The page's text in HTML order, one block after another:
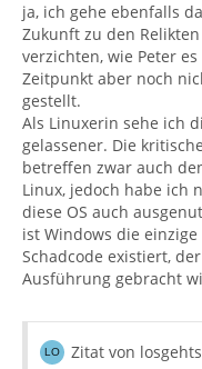
ja, ich gehe ebenfalls
Zukunft zu den
verzichten, wie Peter
Zeitpunkt aber noch
gestellt.
Als Linuxerin sehe ich
gelassener. Die
betreffen zwar auch
Linux, jedoch habe ich
diese OS auch
ist Windows die
Schadcode existiert,
Ausführung gebracht
Zitat von losgehts